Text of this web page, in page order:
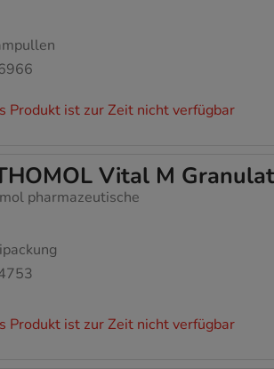
Produkt ist zur Zeit nicht verfügbar
Vital M
pharmazeutische
Produkt ist zur Zeit nicht verfügbar